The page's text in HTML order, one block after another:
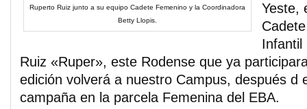
Ruperto Ruiz junto a su equipo Cadete Femenino y la Coordinadora
Betty Llopis.
Yeste,
Infantil
Ruiz «Ruper», este Rodense que ya
edición volverá a nuestro Campus, después d
campaña en la parcela Femenina del EBA.